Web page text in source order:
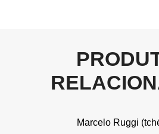
Marcelo Ruggi